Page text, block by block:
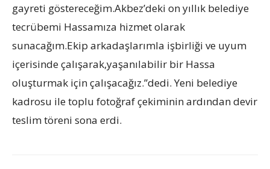
gayreti göstereceğim.Akbez’deki on yıllık belediye
tecrübemi Hassamıza hizmet olarak
sunacağım.Ekip arkadaşlarımla işbirliği ve uyum
içerisinde çalışarak,yaşanılabilir bir Hassa
oluşturmak için çalışacağız.”dedi. Yeni belediye
kadrosu ile toplu fotoğraf çekiminin ardından devir
teslim töreni sona erdi.